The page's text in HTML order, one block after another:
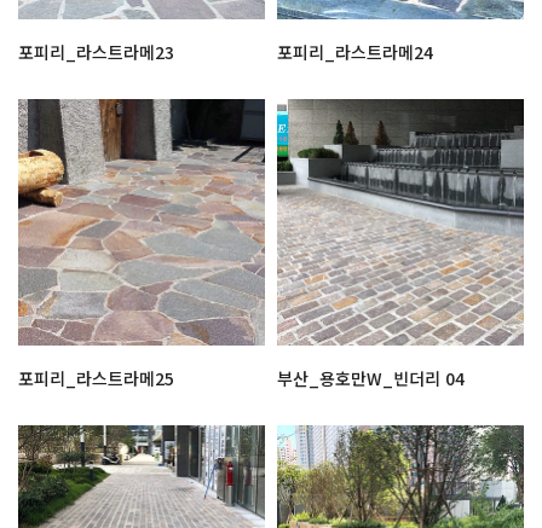
포피리_라스트라메23 포피리_라스트라메24
포피리_라스트라메25 부산_용호만W_빈더리 04